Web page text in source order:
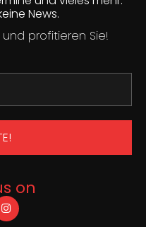
News.
profitieren Sie!
on